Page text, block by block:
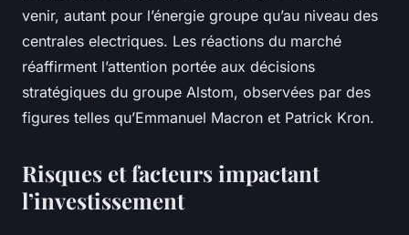
venir, autant pour l’énergie groupe qu’au niveau des
centrales electriques. Les réactions du marché
réaffirment l’attention portée aux décisions
stratégiques du groupe Alstom, observées par des
figures telles qu’Emmanuel Macron et Patrick Kron.
Risques et facteurs impactant
l’investissement